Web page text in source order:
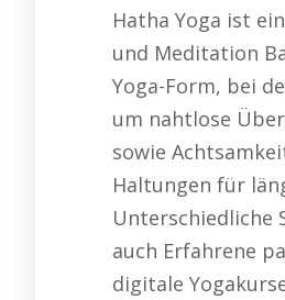
Hatha Yoga ist
und Meditation
Yoga-Form, bei
um nahtlose
sowie
Haltungen für
Unterschiedliche
auch Erfahrene
digitale